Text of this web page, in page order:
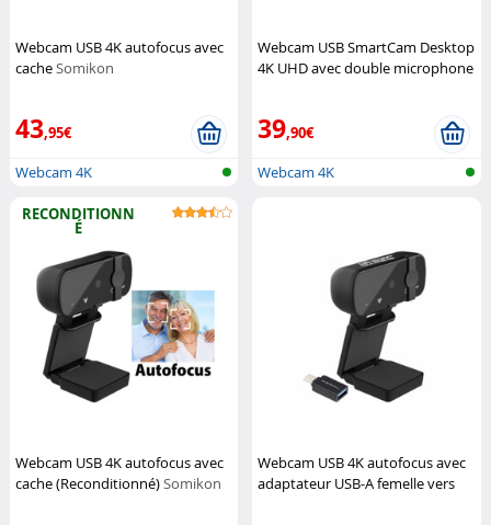
Webcam USB 4K autofocus avec
cacheSomikon
43,95€
Webcam 4K
Webcam USB SmartCam Desktop
4K UHD avec double microphone
39,90€
Webcam 4K
RECONDITIONN
É
Webcam USB 4K autofocus avec
cache (Reconditionné)Somikon
Webcam USB 4K autofocus avec
adaptateur USB-A femelle vers